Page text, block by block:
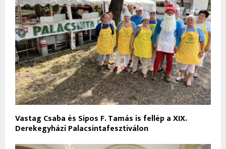
Vastag Csaba és Sipos F. Tamás is fellép a XIX.
Derekegyházi Palacsintafesztiválon